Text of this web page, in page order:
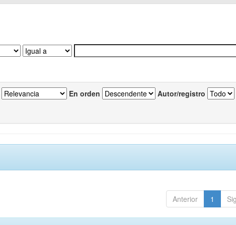
En orden Autor/registro
Anterior 1